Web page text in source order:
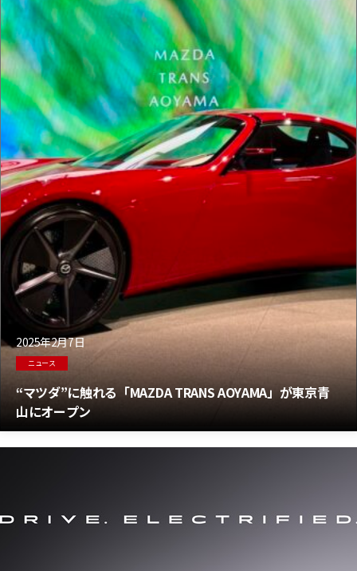
2025年2月7日
ニュース
“マツダ”に触れる「MAZDA TRANS AOYAMA」が東京青
山にオープン